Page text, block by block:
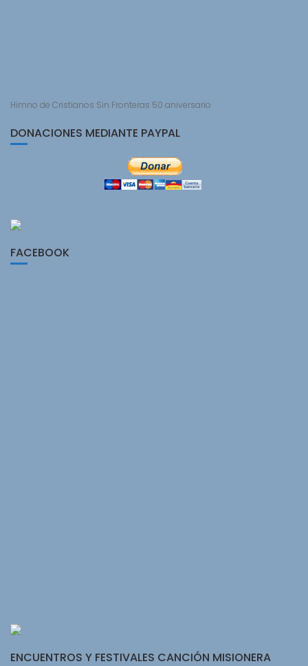
Himno de Cristianos Sin Fronteras 50 aniversario
DONACIONES MEDIANTE PAYPAL
FACEBOOK
ENCUENTROS Y FESTIVALES CANCIÓN MISIONERA